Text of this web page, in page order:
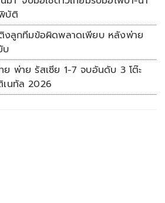
นโลยี เซฟงบไปกว่า900ล้าน เชื่อหาก
กชนขาดทุนย่อยยับ
บัติ
งลูกทีมข้อผิดพลาดเพียบ หลังพ่าย
บ
ย พ่าย รัสเซีย 1-7 จบอันดับ 3 โต๊ะ
เนทัล 2026